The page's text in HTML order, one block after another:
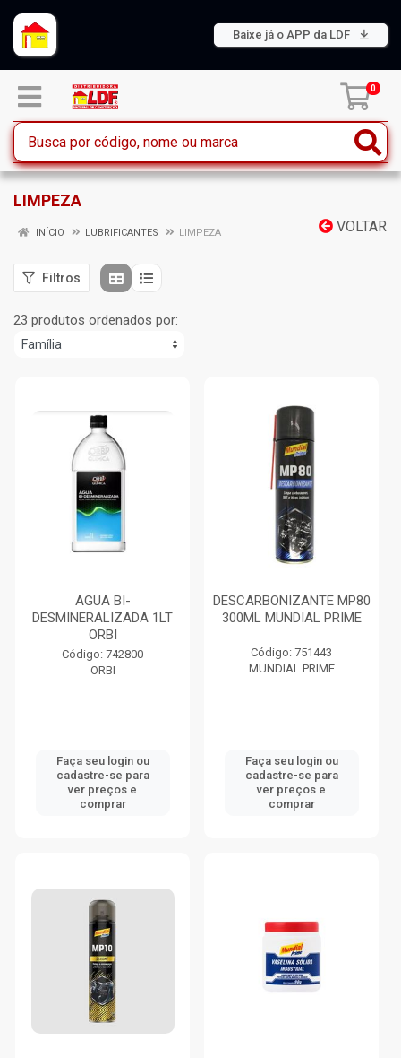
Baixe já o APP da LDF
0
LIMPEZA
VOLTAR
INÍCIO LUBRIFICANTES LIMPEZA
Filtros
23 produtos ordenados por:
AGUA BI-
DESMINERALIZADA 1LT
ORBI
Código: 742800
ORBI
Faça seu login ou
cadastre-se para
ver preços e
comprar
DESCARBONIZANTE MP80
300ML MUNDIAL PRIME
Código: 751443
MUNDIAL PRIME
Faça seu login ou
cadastre-se para
ver preços e
comprar